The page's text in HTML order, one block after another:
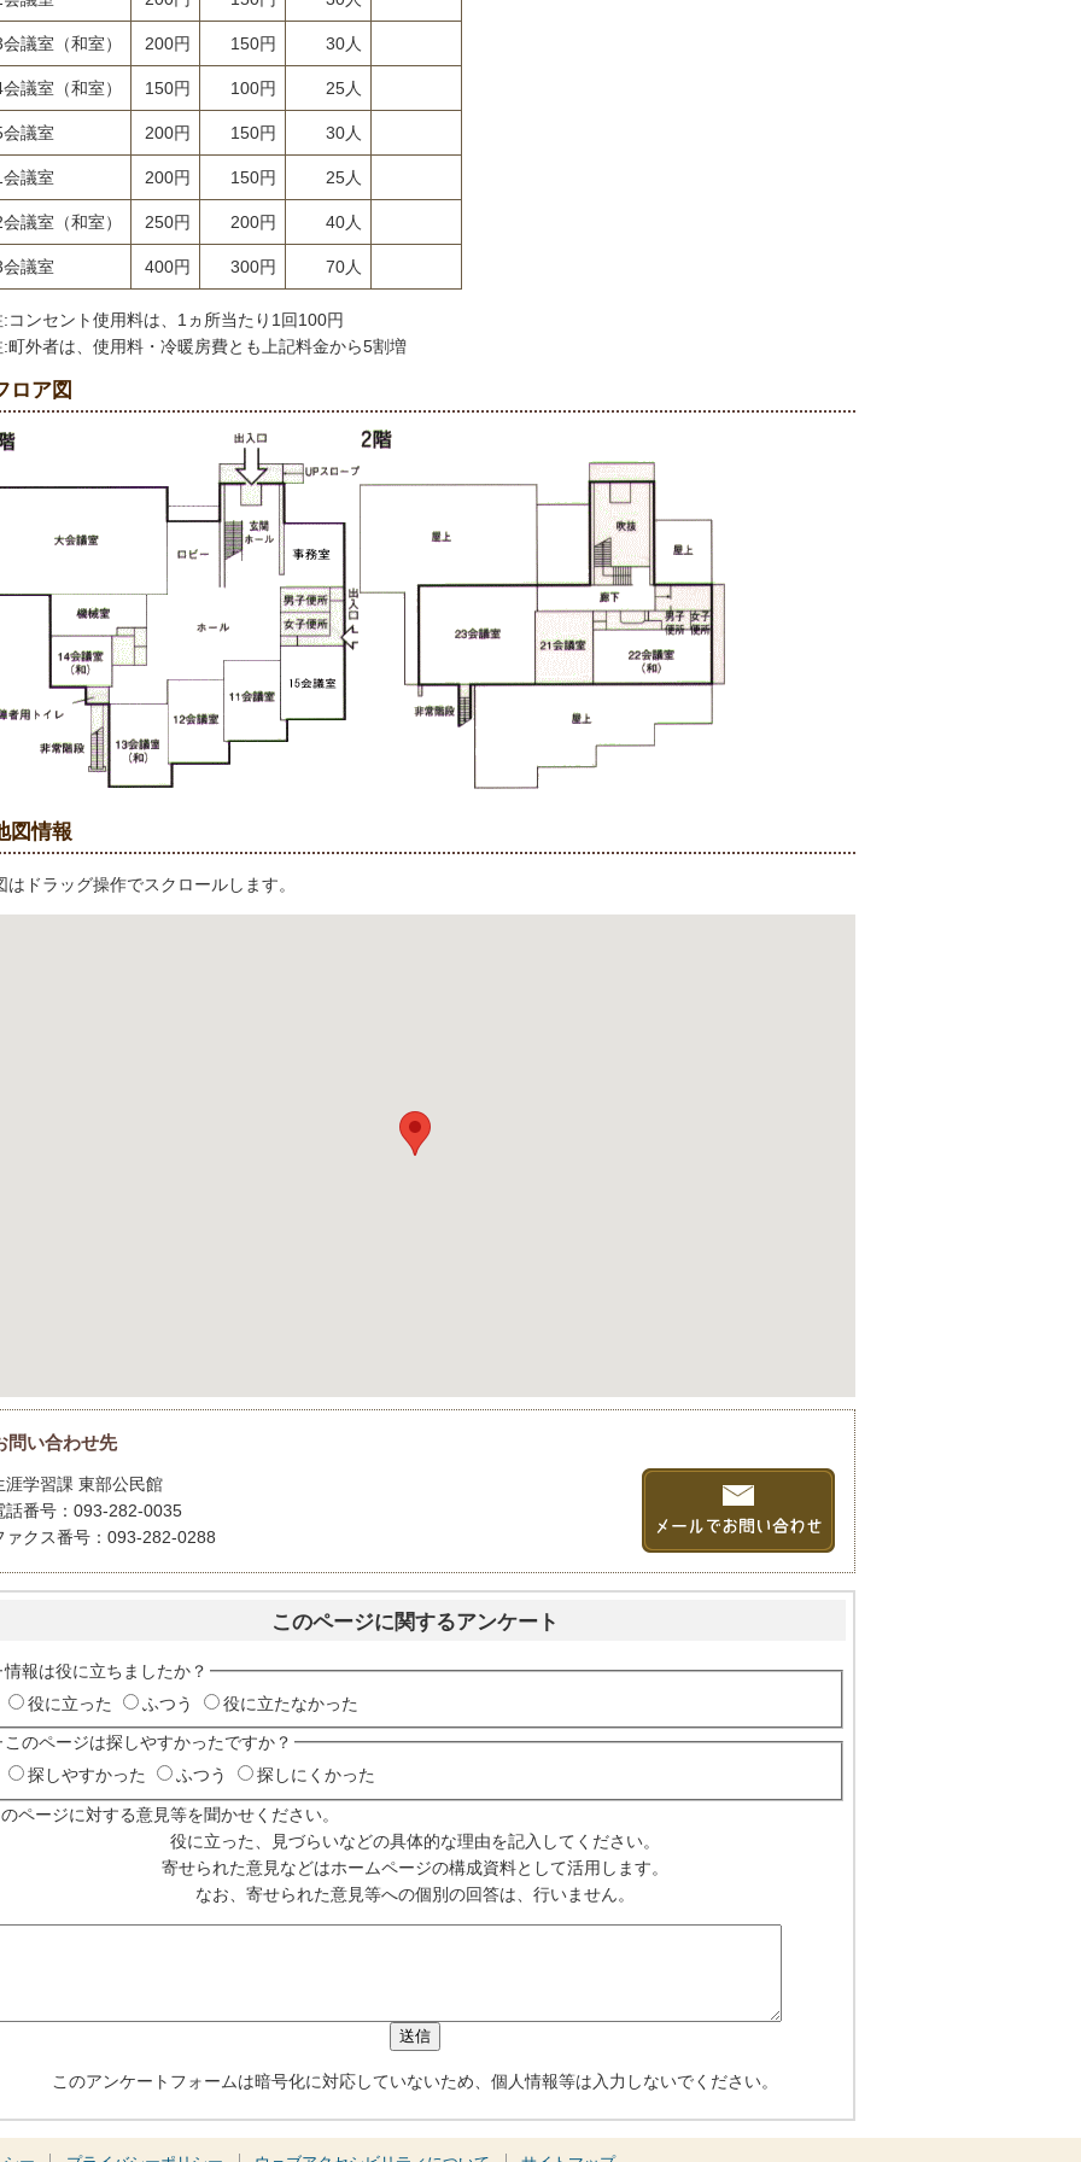
議室（和室） 200円 150円 30人
議室（和室） 150円 100円 25人
議室 200円 150円 30人
議室 200円 150円 25人
議室（和室） 250円 200円 40人
議室 400円 300円 70人
:コンセント使用料は、1ヵ所当たり1回100円
:町外者は、使用料・冷暖房費とも上記料金から5割増
ロア図
図情報
はドラッグ操作でスクロールします。
問い合わせ先
涯学習課 東部公民館
話番号：093-282-0035
ァクス番号：093-282-0288
このページに関するアンケート
情報は役に立ちましたか？
役に立った
ふつう 役に立たなかった
このページは探しやすかったですか？
探しやすかった
ふつう 探しにくかった
ページに対する意見等を聞かせください。
役に立った、見づらいなどの具体的な理由を記入してください。
寄せられた意見などはホームページの構成資料として活用します。
なお、寄せられた意見等への個別の回答は、行いません。
このアンケートフォームは暗号化に対応していないため、個人情報等は入力しないでください。